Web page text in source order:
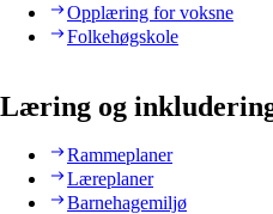
Opplæring for voksne
Folkehøgskole
Læring og
Rammeplaner
Læreplaner
Barnehagemiljø